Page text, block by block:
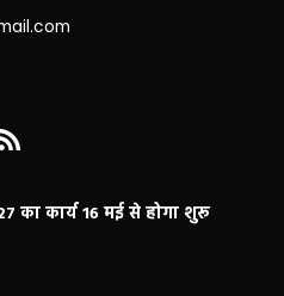
का कार्य 16 मई से होगा शुरू